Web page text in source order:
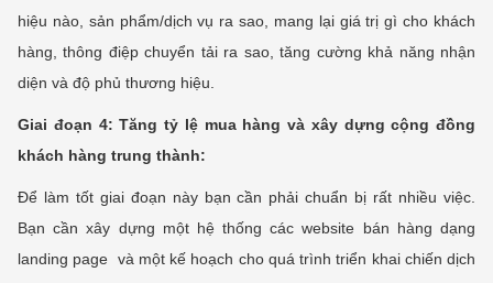
hiệu nào, sản phẩm/dịch vụ ra sao, mang lại giá trị gì cho khách
hàng, thông điệp chuyển tải ra sao, tăng cường khả năng nhận
diện và độ phủ thương hiệu.
Giai đoạn 4: Tăng tỷ lệ mua hàng và xây dựng cộng đồng
khách hàng trung thành:
Để làm tốt giai đoạn này bạn cần phải chuẩn bị rất nhiều việc.
Bạn cần xây dựng một hệ thống các website bán hàng dạng
landing page và một kế hoạch cho quá trình triển khai chiến dịch